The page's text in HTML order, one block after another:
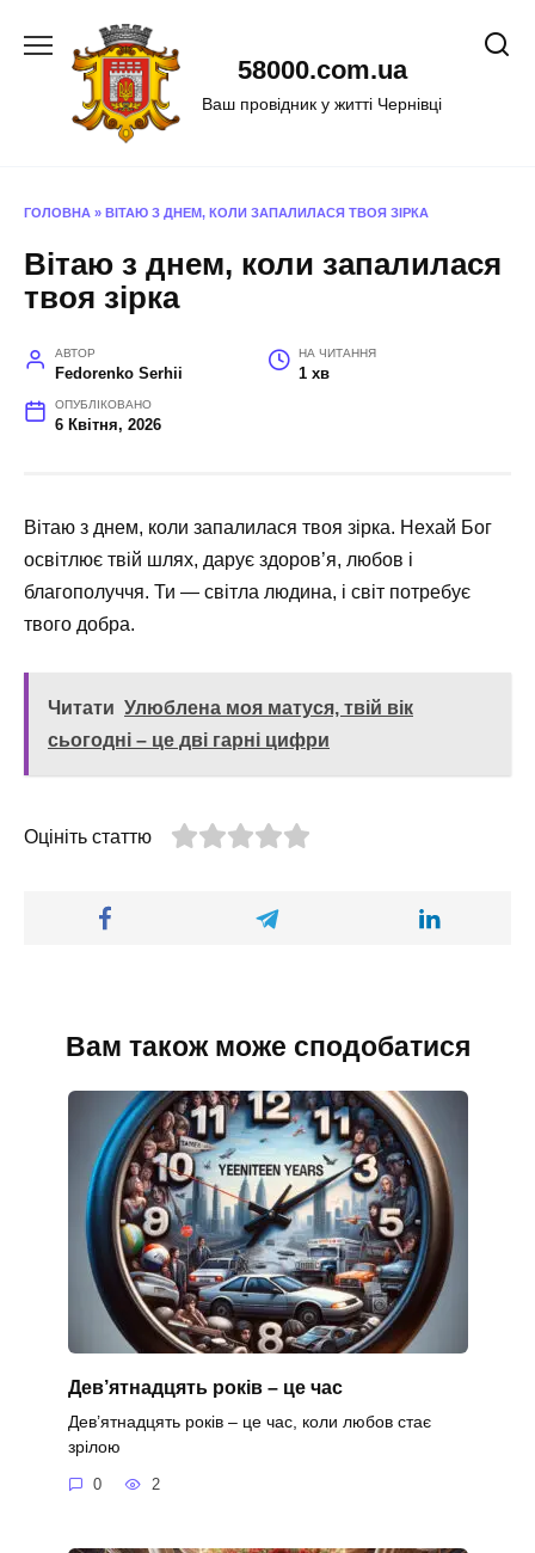
58000.com.ua
Ваш провідник у житті Чернівці
ГОЛОВНА » ВІТАЮ З ДНЕМ, КОЛИ ЗАПАЛИЛАСЯ ТВОЯ ЗІРКА
Вітаю з днем, коли запалилася
твоя зірка
АВТОР
Fedorenko Serhii
НА ЧИТАННЯ
1 хв
ОПУБЛІКОВАНО
6 Квітня, 2026
Вітаю з днем, коли запалилася твоя зірка. Нехай Бог
освітлює твій шлях, дарує здоров’я, любов і
благополуччя. Ти — світла людина, і світ потребує
твого добра.
Читати Улюблена моя матуся, твій вік
сьогодні – це дві гарні цифри
Оцініть статтю
Вам також може сподобатися
Дев’ятнадцять років – це час
Дев’ятнадцять років – це час, коли любов стає
зрілою
0 2